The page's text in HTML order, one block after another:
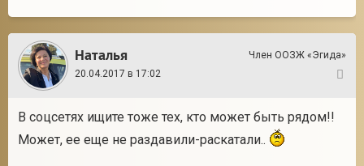
Наталья
Член ООЗЖ «Эгида»
20.04.2017 в 17:02
В соцсетях ищите тоже тех, кто может быть рядом!!
Может, ее еще не раздавили-раскатали..